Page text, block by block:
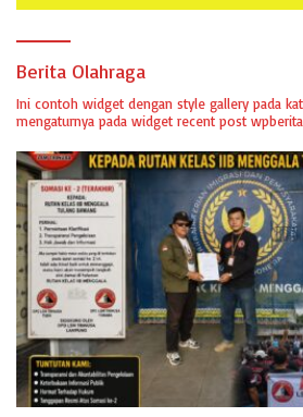
Berita Olahraga
Ini contoh widget dengan style gallery pada
mengaturnya pada widget recent post